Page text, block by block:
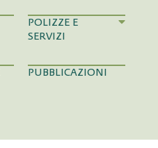
POLIZZE E
SERVIZI
PUBBLICAZIONI